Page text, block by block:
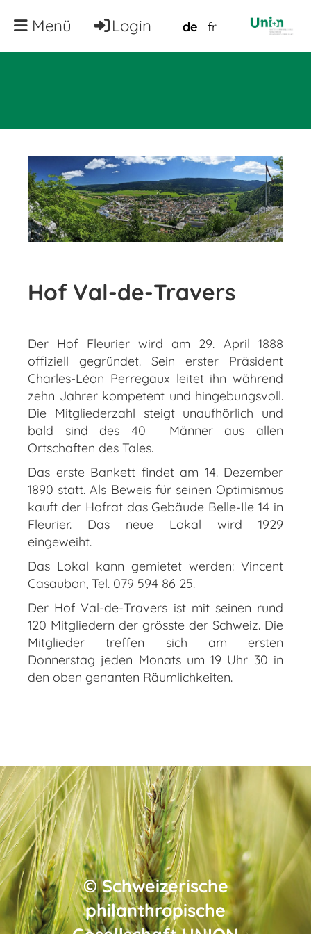
Login de fr
Menü
Hof Val-de-Travers
Der Hof Fleurier wird am 29. April 1888
offiziell gegründet. Sein erster Präsident
Charles-Léon Perregaux leitet ihn während
zehn Jahrer kompetent und hingebungsvoll.
Die Mitgliederzahl steigt unaufhörlich und
bald sind des 40 Männer aus allen
Ortschaften des Tales.
Das erste Bankett findet am 14. Dezember
1890 statt. Als Beweis für seinen Optimismus
kauft der Hofrat das Gebäude Belle-Ile 14 in
Fleurier. Das neue Lokal wird 1929
eingeweiht.
Das Lokal kann gemietet werden: Vincent
Casaubon, Tel. 079 594 86 25.
Der Hof Val-de-Travers ist mit seinen rund
120 Mitgliedern der grösste der Schweiz. Die
Mitglieder treffen sich am ersten
Donnerstag jeden Monats um 19 Uhr 30 in
den oben genanten Räumlichkeiten.
©Schweizerische
philanthropische